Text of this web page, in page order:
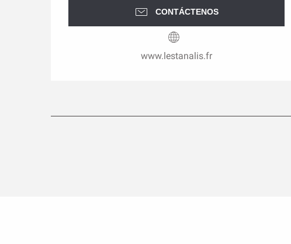
CONTÁCTENOS
www.lestanalis.fr